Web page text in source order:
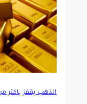
الذهب يقفز بأكثر من 2% مع تراجع الدولار